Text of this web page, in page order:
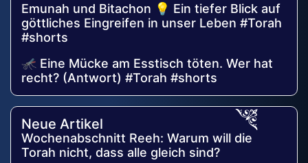
Emunah und Bitachon 💡 Ein tiefer Blick auf
göttliches Eingreifen in unser Leben #Torah
#shorts
🦟 Eine Mücke am Esstisch töten. Wer hat
recht? (Antwort) #Torah #shorts
Neue Artikel
Wochenabschnitt Reeh: Warum will die
Torah nicht, dass alle gleich sind?